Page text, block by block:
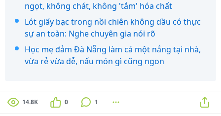
ngọt, không chát, không 'tắm' hóa chất
Lót giấy bạc trong nồi chiên không dầu có thực
sự an toàn: Nghe chuyên gia nói rõ
Học mẹ đảm Đà Nẵng làm cá một nắng tại nhà,
vừa rẻ vừa dễ, nấu món gì cũng ngon
14.8K 0 1